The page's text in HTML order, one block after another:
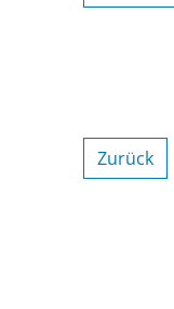
Zurück